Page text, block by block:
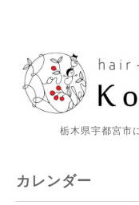
栃木県宇都宮市
カレンダー